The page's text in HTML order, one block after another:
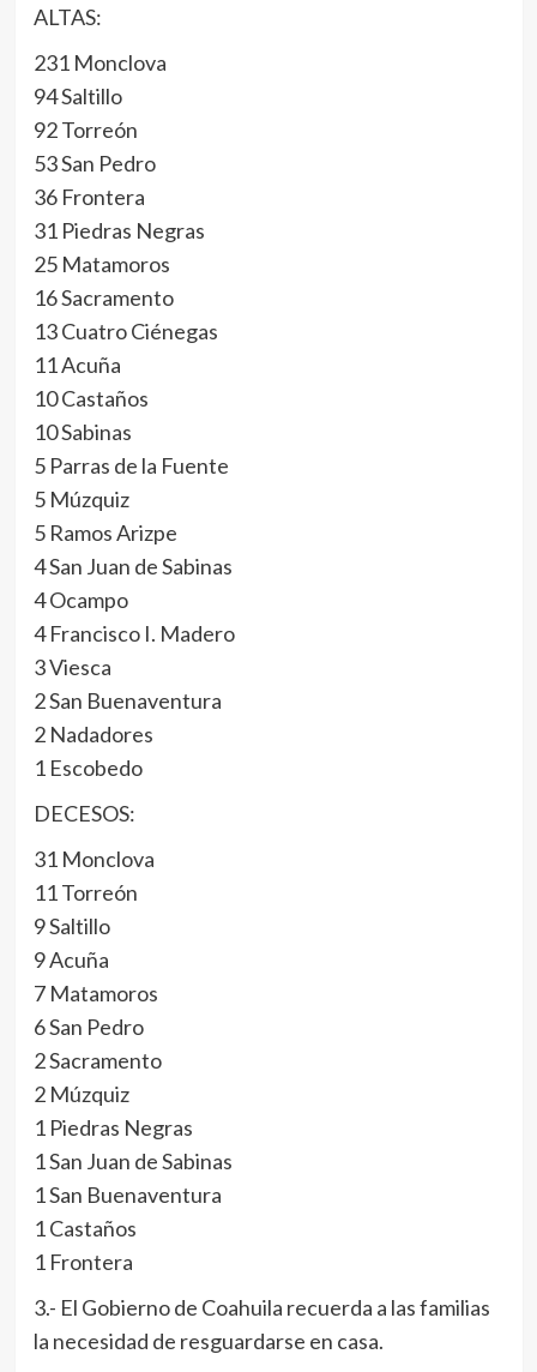
ALTAS:
231 Monclova
94 Saltillo
92 Torreón
53 San Pedro
36 Frontera
31 Piedras Negras
25 Matamoros
16 Sacramento
13 Cuatro Ciénegas
11 Acuña
10 Castaños
10 Sabinas
5 Parras de la Fuente
5 Múzquiz
5 Ramos Arizpe
4 San Juan de Sabinas
4 Ocampo
4 Francisco I. Madero
3 Viesca
2 San Buenaventura
2 Nadadores
1 Escobedo
DECESOS:
31 Monclova
11 Torreón
9 Saltillo
9 Acuña
7 Matamoros
6 San Pedro
2 Sacramento
2 Múzquiz
1 Piedras Negras
1 San Juan de Sabinas
1 San Buenaventura
1 Castaños
1 Frontera
3.- El Gobierno de Coahuila recuerda a las familias
la necesidad de resguardarse en casa.